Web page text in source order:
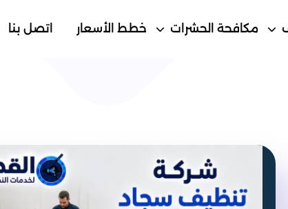
مكافحة الحشرات خطط الأسعار اتصل بنا